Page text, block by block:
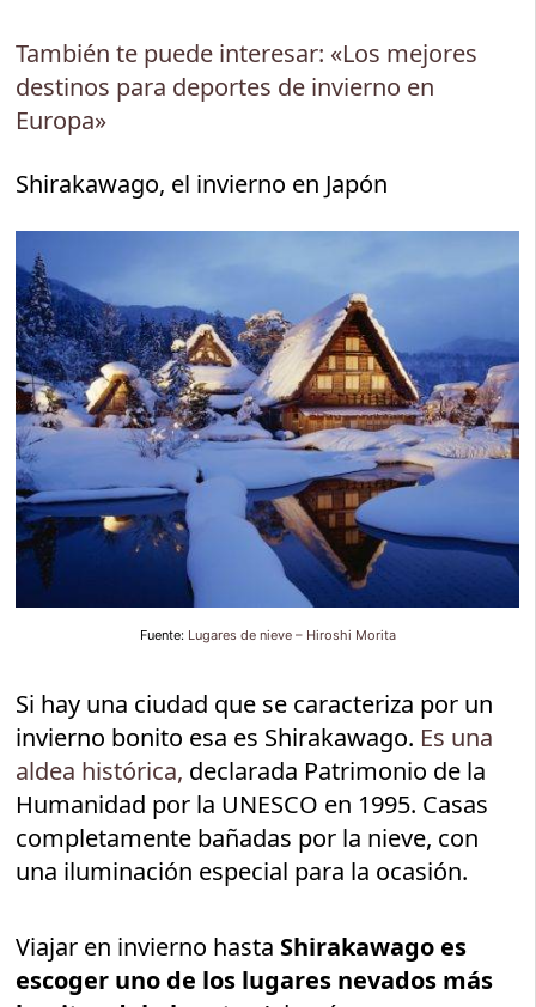
También te puede interesar: «Los mejores
destinos para deportes de invierno en
Europa»
Shirakawago, el invierno en Japón
Fuente: Lugares de nieve – Hiroshi Morita
Si hay una ciudad que se caracteriza por un
invierno bonito esa es Shirakawago. Es una
aldea histórica, declarada Patrimonio de la
Humanidad por la UNESCO en 1995. Casas
completamente bañadas por la nieve, con
una iluminación especial para la ocasión.
Viajar en invierno hasta Shirakawago es
escoger uno de los lugares nevados más